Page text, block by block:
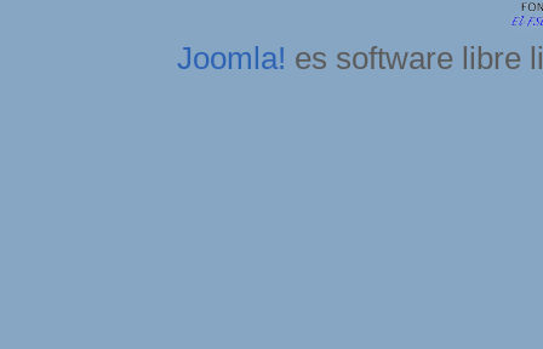
Joomla! es software libre